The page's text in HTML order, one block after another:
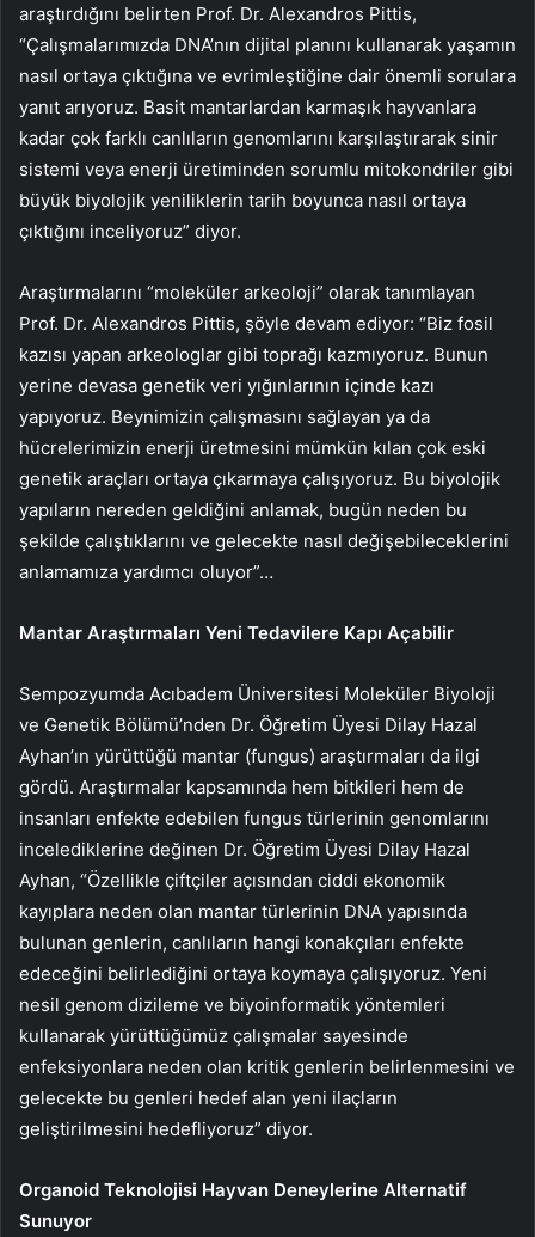
araştırdığını belirten Prof. Dr. Alexandros Pittis,
“Çalışmalarımızda DNA’nın dijital planını kullanarak yaşamın
nasıl ortaya çıktığına ve evrimleştiğine dair önemli sorulara
yanıt arıyoruz. Basit mantarlardan karmaşık hayvanlara
kadar çok farklı canlıların genomlarını karşılaştırarak sinir
sistemi veya enerji üretiminden sorumlu mitokondriler gibi
büyük biyolojik yeniliklerin tarih boyunca nasıl ortaya
çıktığını inceliyoruz” diyor.
Araştırmalarını “moleküler arkeoloji” olarak tanımlayan
Prof. Dr. Alexandros Pittis, şöyle devam ediyor: “Biz fosil
kazısı yapan arkeologlar gibi toprağı kazmıyoruz. Bunun
yerine devasa genetik veri yığınlarının içinde kazı
yapıyoruz. Beynimizin çalışmasını sağlayan ya da
hücrelerimizin enerji üretmesini mümkün kılan çok eski
genetik araçları ortaya çıkarmaya çalışıyoruz. Bu biyolojik
yapıların nereden geldiğini anlamak, bugün neden bu
şekilde çalıştıklarını ve gelecekte nasıl değişebileceklerini
anlamamıza yardımcı oluyor”…
Mantar Araştırmaları Yeni Tedavilere Kapı Açabilir
Sempozyumda Acıbadem Üniversitesi Moleküler Biyoloji
ve Genetik Bölümü’nden Dr. Öğretim Üyesi Dilay Hazal
Ayhan’ın yürüttüğü mantar (fungus) araştırmaları da ilgi
gördü. Araştırmalar kapsamında hem bitkileri hem de
insanları enfekte edebilen fungus türlerinin genomlarını
incelediklerine değinen Dr. Öğretim Üyesi Dilay Hazal
Ayhan, “Özellikle çiftçiler açısından ciddi ekonomik
kayıplara neden olan mantar türlerinin DNA yapısında
bulunan genlerin, canlıların hangi konakçıları enfekte
edeceğini belirlediğini ortaya koymaya çalışıyoruz. Yeni
nesil genom dizileme ve biyoinformatik yöntemleri
kullanarak yürüttüğümüz çalışmalar sayesinde
enfeksiyonlara neden olan kritik genlerin belirlenmesini ve
gelecekte bu genleri hedef alan yeni ilaçların
geliştirilmesini hedefliyoruz” diyor.
Organoid Teknolojisi Hayvan Deneylerine Alternatif
Sunuyor